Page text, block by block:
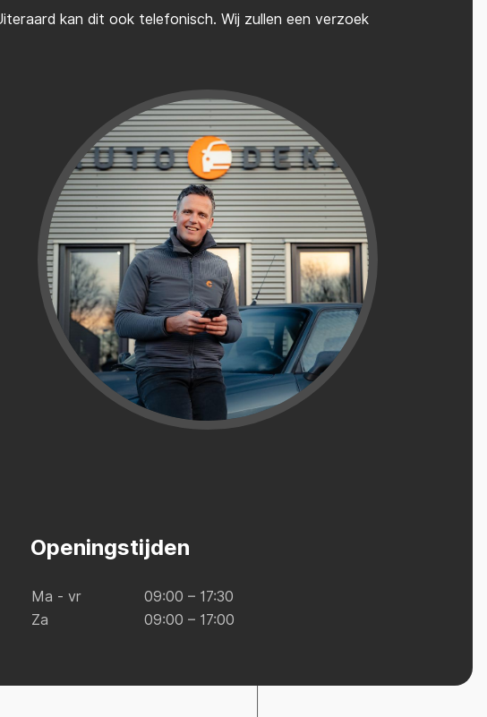
kan dit ook telefonisch. Wij zullen een verzoek
Openingstijden
Ma - vr
09:00 – 17:30
Za
09:00 – 17:00